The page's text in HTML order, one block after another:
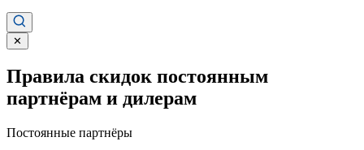
✕
Правила скидок постоянным
партнёрам и дилерам
Постоянные партнёры